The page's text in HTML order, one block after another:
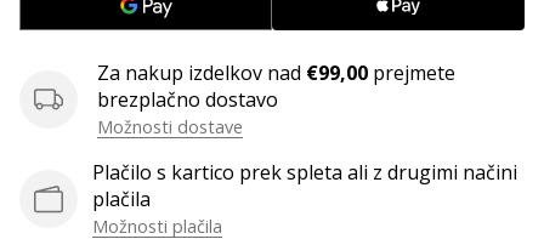
Pridružite
našemu…
Prikaži
Za nakup izdelkov nad €99,00 prejmete
brezplačno dostavo
Možnosti dostave
Plačilo s kartico prek spleta ali z drugimi načini
plačila
Možnosti plačila